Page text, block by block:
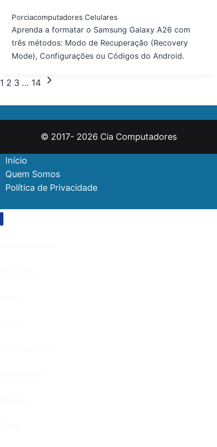
Porciacomputadores Celulares
Aprenda a formatar o Samsung Galaxy A26 com
três métodos: Modo de Recuperação (Recovery
Mode), Configurações ou Códigos do Android.
1 2 3 … 14
© 2017- 2026 Cia Computadores
Início
Quem Somos
Política de Privacidade